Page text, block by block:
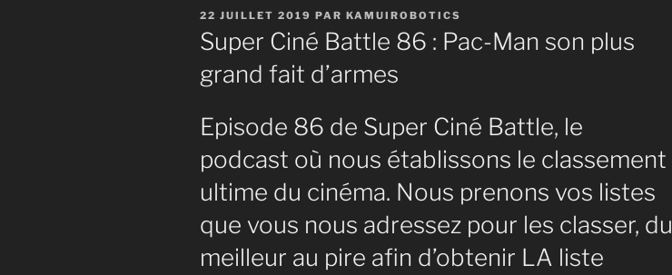
PUBLIÉ
LE
22 JUILLET 2019 PAR KAMUIROBOTICS
Super Ciné Battle 86 : Pac-Man son plus
grand fait d’armes
Episode 86 de Super Ciné Battle, le
podcast où nous établissons le classement
ultime du cinéma. Nous prenons vos listes
que vous nous adressez pour les classer, du
meilleur au pire afin d’obtenir LA liste